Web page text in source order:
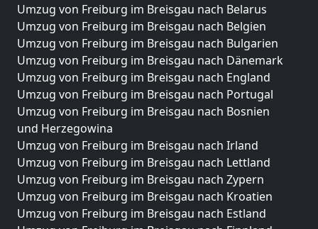
Umzug von Freiburg im Breisgau nach Belarus
Umzug von Freiburg im Breisgau nach Belgien
Umzug von Freiburg im Breisgau nach Bulgarien
Umzug von Freiburg im Breisgau nach Dänemark
Umzug von Freiburg im Breisgau nach England
Umzug von Freiburg im Breisgau nach Portugal
Umzug von Freiburg im Breisgau nach Bosnien
und Herzegowina
Umzug von Freiburg im Breisgau nach Irland
Umzug von Freiburg im Breisgau nach Lettland
Umzug von Freiburg im Breisgau nach Zypern
Umzug von Freiburg im Breisgau nach Kroatien
Umzug von Freiburg im Breisgau nach Estland